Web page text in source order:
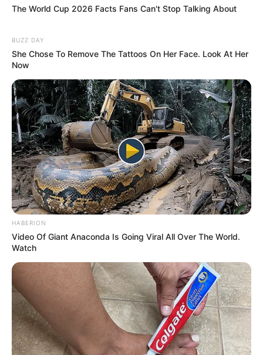
The World Cup 2026 Facts Fans Can't Stop Talking About
BUZZ DAY
She Chose To Remove The Tattoos On Her Face. Look At Her
Now
HABERION
Video Of Giant Anaconda Is Going Viral All Over The World.
Watch